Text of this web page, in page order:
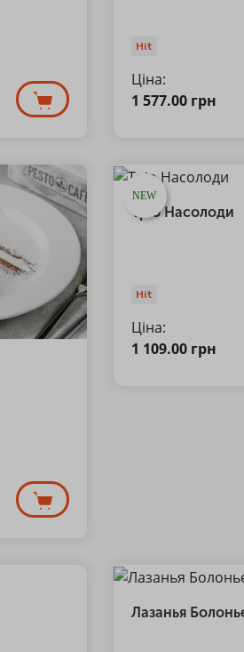
Hit
Ціна:
1 577.00 грн
NEW
Тріо Насолоди
Hit
Ціна:
1 109.00 грн
Лазанья